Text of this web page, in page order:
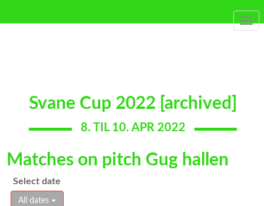
Svane Cup 2022 [archived]
8. TIL 10. APR 2022
Matches on pitch Gug hallen
Select date
All dates